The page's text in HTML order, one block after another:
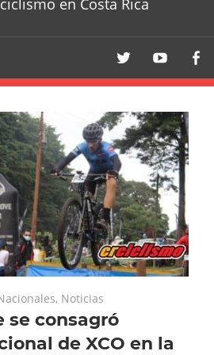
en Costa Rica
, Noticias
se consagró
de XCO en la